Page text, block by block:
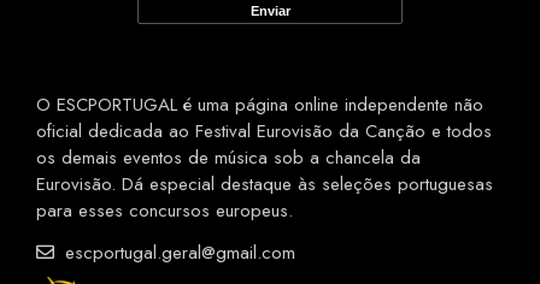
O ESCPORTUGAL é uma página online independente não
oficial dedicada ao Festival Eurovisão da Canção e todos
os demais eventos de música sob a chancela da
Eurovisão. Dá especial destaque às seleções portuguesas
para esses concursos europeus.
escportugal.geral@gmail.com